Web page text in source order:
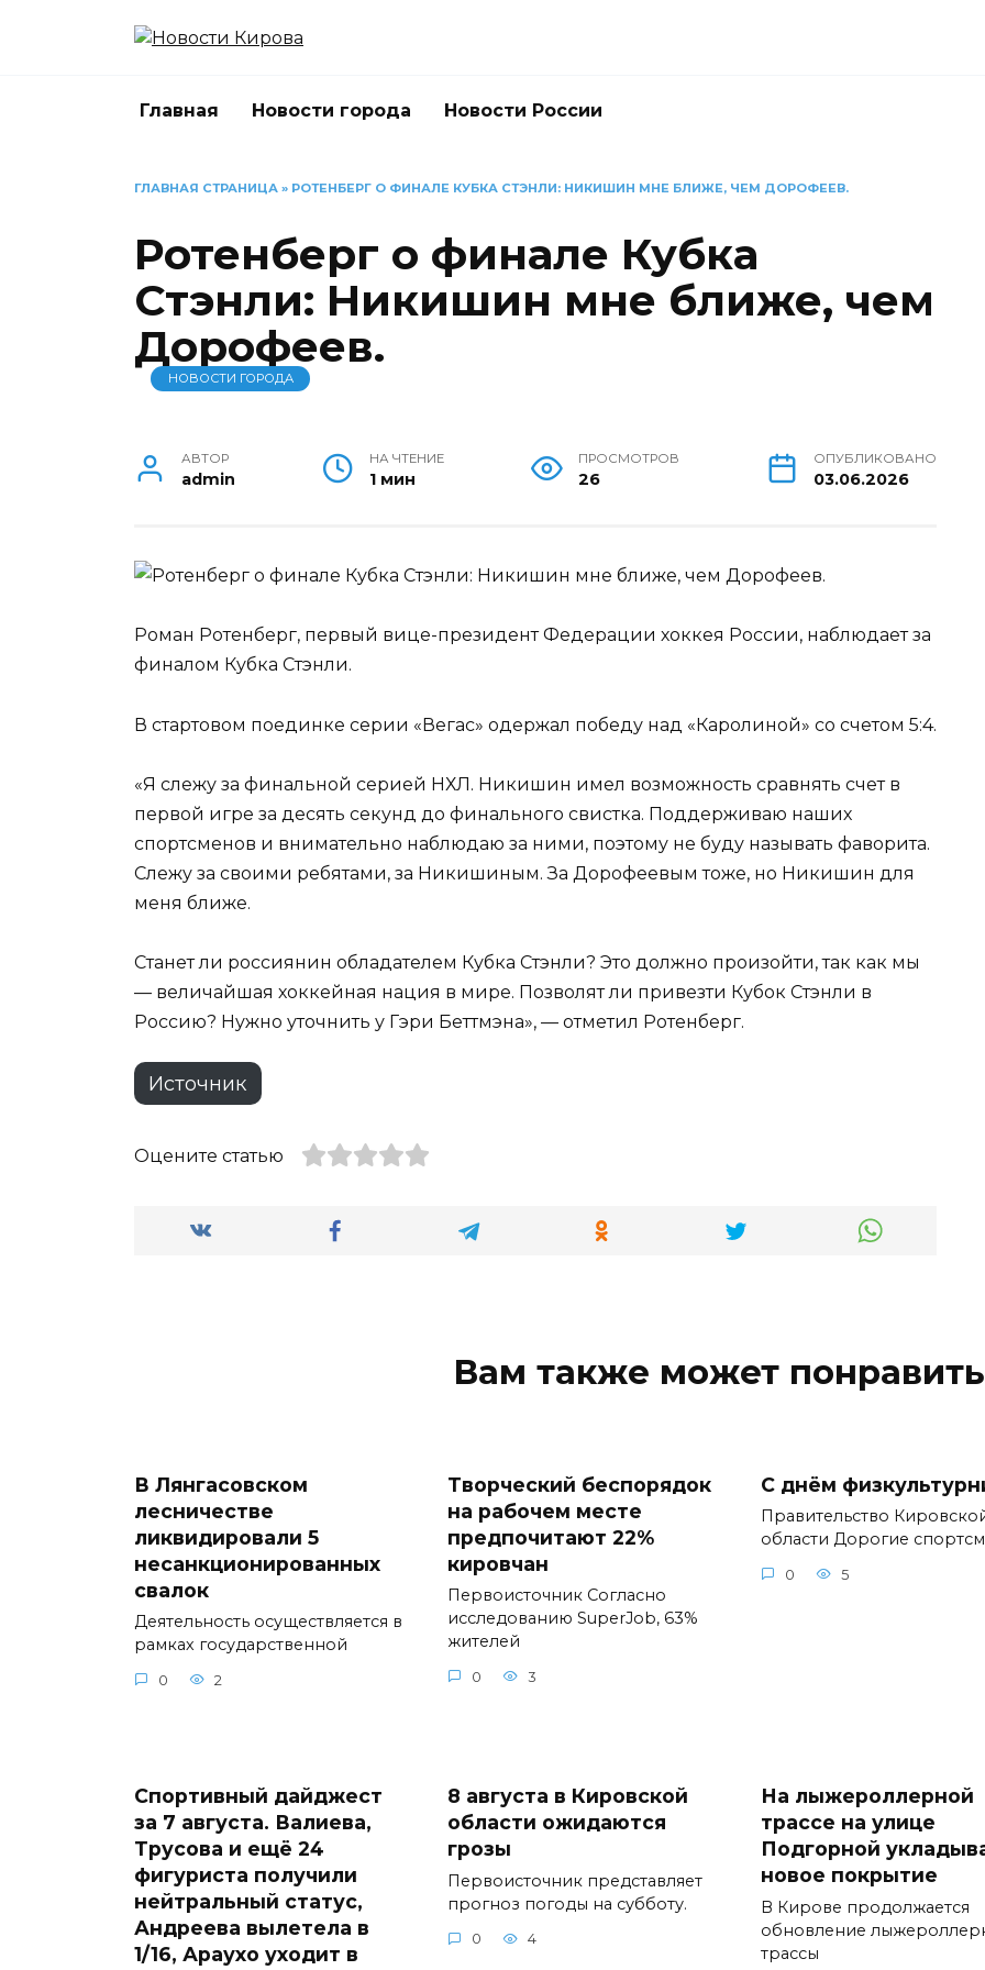
Главная Новости города Новости России
ГЛАВНАЯ СТРАНИЦА » РОТЕНБЕРГ О ФИНАЛЕ КУБКА СТЭНЛИ: НИКИШИН МНЕ БЛИЖЕ, ЧЕМ ДОРОФЕЕВ.
Ротенберг о финале Кубка
Стэнли: Никишин мне ближе, чем
Дорофеев.
НОВОСТИ ГОРОДА
АВТОР
admin
НА ЧТЕНИЕ
1 мин
ПРОСМОТРОВ
26
ОПУБЛИКОВАНО
03.06.2026
Роман Ротенберг, первый вице-президент Федерации хоккея России, наблюдает за
финалом Кубка Стэнли.
В стартовом поединке серии «Вегас» одержал победу над «Каролиной» со счетом 5:4.
«Я слежу за финальной серией НХЛ. Никишин имел возможность сравнять счет в
первой игре за десять секунд до финального свистка. Поддерживаю наших
спортсменов и внимательно наблюдаю за ними, поэтому не буду называть фаворита.
Слежу за своими ребятами, за Никишиным. За Дорофеевым тоже, но Никишин для
меня ближе.
Станет ли россиянин обладателем Кубка Стэнли? Это должно произойти, так как мы
— величайшая хоккейная нация в мире. Позволят ли привезти Кубок Стэнли в
Россию? Нужно уточнить у Гэри Беттмэна», — отметил Ротенберг.
Источник
Оцените статью
Вам также может
В Лянгасовском
лесничестве
ликвидировали 5
несанкционированных
свалок
Деятельность осуществляется в
рамках государственной
0 2
Творческий беспорядок
на рабочем месте
предпочитают 22%
кировчан
Первоисточник Согласно
исследованию SuperJob, 63%
жителей
0 3
С днём
Правительство
области Дорогие
0 5
Спортивный дайджест
за 7 августа. Валиева,
Трусова и ещё 24
фигуриста получили
нейтральный статус,
Андреева вылетела в
1/16, Араухо уходит в
8 августа в Кировской
области ожидаются
грозы
Первоисточник представляет
прогноз погоды на субботу.
0 4
На лыжероллерной
трассе на улице
Подгорной
новое покрытие
В Кирове продолжается
обновление
трассы